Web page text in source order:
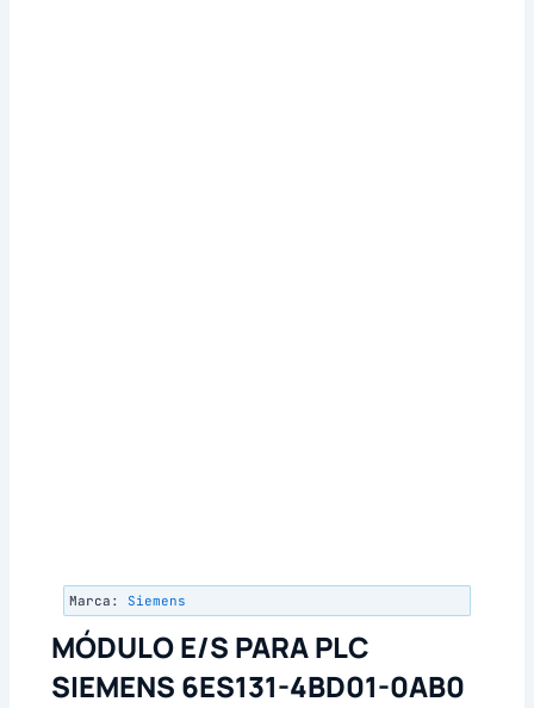
Marca: Siemens
MÓDULO E/S PARA PLC
SIEMENS 6ES131-4BD01-0AB0